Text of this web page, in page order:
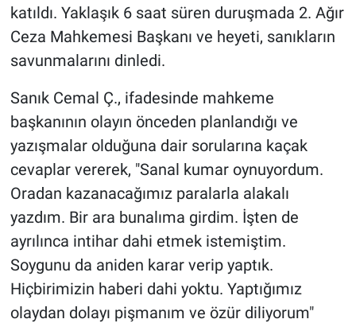
katıldı. Yaklaşık 6 saat süren duruşmada 2. Ağır
Ceza Mahkemesi Başkanı ve heyeti, sanıkların
savunmalarını dinledi.
Sanık Cemal Ç., ifadesinde mahkeme
başkanının olayın önceden planlandığı ve
yazışmalar olduğuna dair sorularına kaçak
cevaplar vererek, "Sanal kumar oynuyordum.
Oradan kazanacağımız paralarla alakalı
yazdım. Bir ara bunalıma girdim. İşten de
ayrılınca intihar dahi etmek istemiştim.
Soygunu da aniden karar verip yaptık.
Hiçbirimizin haberi dahi yoktu. Yaptığımız
olaydan dolayı pişmanım ve özür diliyorum"